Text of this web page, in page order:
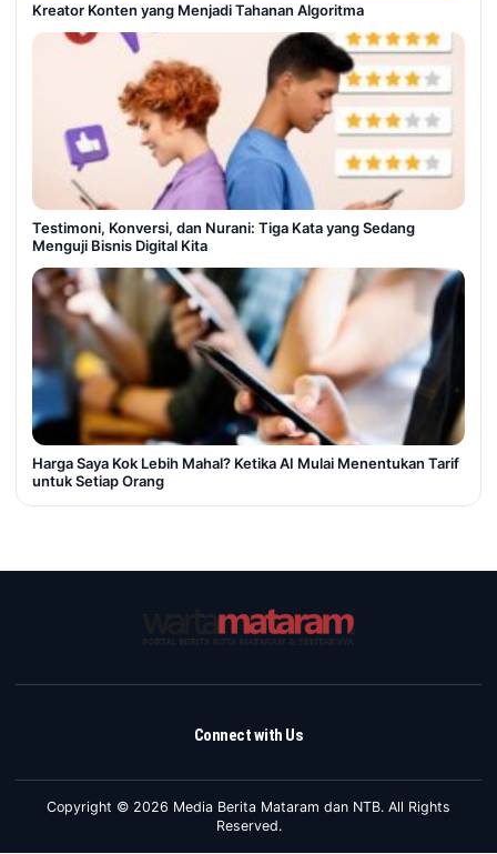
Kreator Konten yang Menjadi Tahanan Algoritma
Testimoni, Konversi, dan Nurani: Tiga Kata yang Sedang
Menguji Bisnis Digital Kita
Harga Saya Kok Lebih Mahal? Ketika AI Mulai Menentukan Tarif
untuk Setiap Orang
Connect with Us
Copyright © 2026 Media Berita Mataram dan NTB. All Rights
Reserved.